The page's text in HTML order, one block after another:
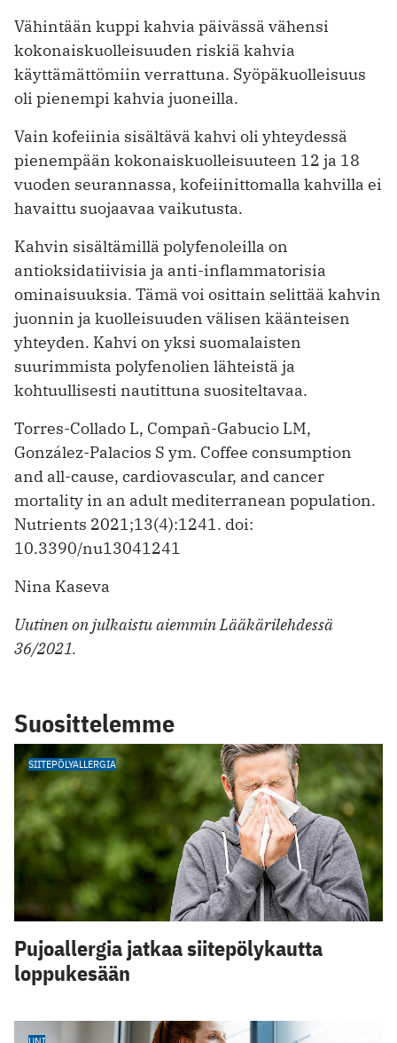
Vähintään kuppi kahvia päivässä vähensi
kokonaiskuolleisuuden riskiä kahvia
käyttämättömiin verrattuna. Syöpä­kuolleisuus
oli pienempi kahvia juoneilla.
Vain kofeiinia sisältävä kahvi oli yhteydessä
pienempään kokonais­kuolleisuuteen 12 ja 18
vuoden seurannassa, kofeiinittomalla kahvilla ei
havaittu suojaavaa vaikutusta.
Kahvin sisältämillä polyfenoleilla on
antioksidatiivisia ja anti-inflammatorisia
ominaisuuksia. Tämä voi osittain selittää kahvin
juonnin ja kuolleisuuden välisen käänteisen
yhteyden. Kahvi on yksi suomalaisten
suurimmista polyfenolien lähteistä ja
kohtuullisesti nautittuna suositeltavaa.
Torres-Collado L, Compañ-Gabucio LM,
González-Palacios S ym. Coffee consumption
and all-cause, cardiovascular, and cancer
mortality in an adult mediterranean population.
Nutrients 2021;13(4):1241. doi:
10.3390/nu13041241
Nina Kaseva
Uutinen on julkaistu aiemmin Lääkärilehdessä
36/2021.
Suosittelemme
SIITEPÖLYALLERGIA
Pujoallergia jatkaa siitepölykautta
loppukesään
UNI